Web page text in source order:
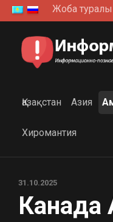
Skip
to
content
Жоба туралы
Қазақстан Азия
Хиромантия
31.10.2025
Канада